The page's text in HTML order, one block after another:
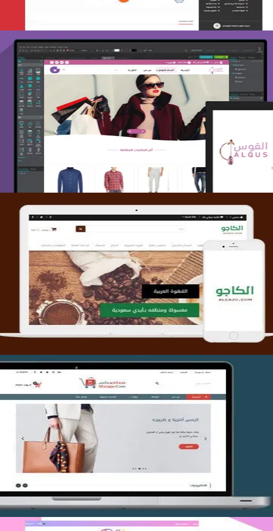
تصميم متجر القوس
التفاصيل
تصميم متجر الكاجو
التفاصيل
تصميم متجر متاجركم